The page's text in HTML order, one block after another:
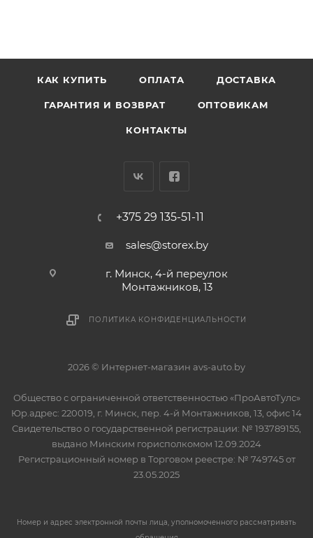
КАК КУПИТЬ ОПЛАТА ДОСТАВКА
ГАРАНТИЯ И ВОЗВРАТ ОПТОВИКАМ
КОНТАКТЫ
+375 29 135-51-11
sales@storex.by
г. Минск, 4-й переулок
Монтажников, 13
ПОЛИТИКА КОНФИДЕНЦИАЛЬНОСТИ
2026 © Интернет-магазин avs-auto.by
Общество с ограниченной ответственностью «ПроАвтоТулс»
Юр.адрес: 220019, г. Минск, пер. 4-й Монтажников, 13, офис 14
Свидетельство о государственной регистрации: № 193789155,
выдано Минским горисполкомом 12.09.2024
Регистрационный номер в Торговом реестре: № 749745 от
23.05.2025
Номер и адрес электронной почты лица, уполномоченного рассматривать